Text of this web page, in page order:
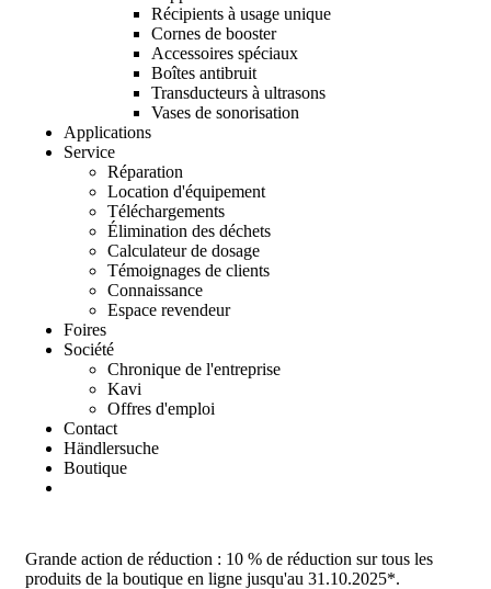
Récipients à usage unique
Cornes de booster
Accessoires spéciaux
Boîtes antibruit
Transducteurs à ultrasons
Vases de sonorisation
Applications
Service
Réparation
Location d'équipement
Téléchargements
Élimination des déchets
Calculateur de dosage
Témoignages de clients
Connaissance
Espace revendeur
Foires
Société
Chronique de l'entreprise
Kavi
Offres d'emploi
Contact
Händlersuche
Boutique
Grande action de réduction : 10 % de réduction sur tous les
produits de la boutique en ligne jusqu'au 31.10.2025*.